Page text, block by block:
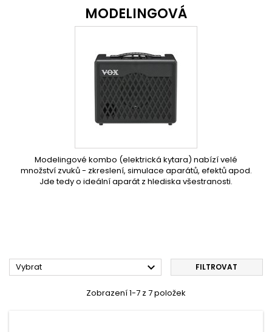
MODELINGOVÁ
Modelingové kombo (elektrická kytara) nabízí velé
množství zvuků - zkreslení, simulace aparátů, efektů apod.
Jde tedy o ideální aparát z hlediska všestranosti.
Vybrat  FILTROVAT
Zobrazení 1-7 z 7 položek